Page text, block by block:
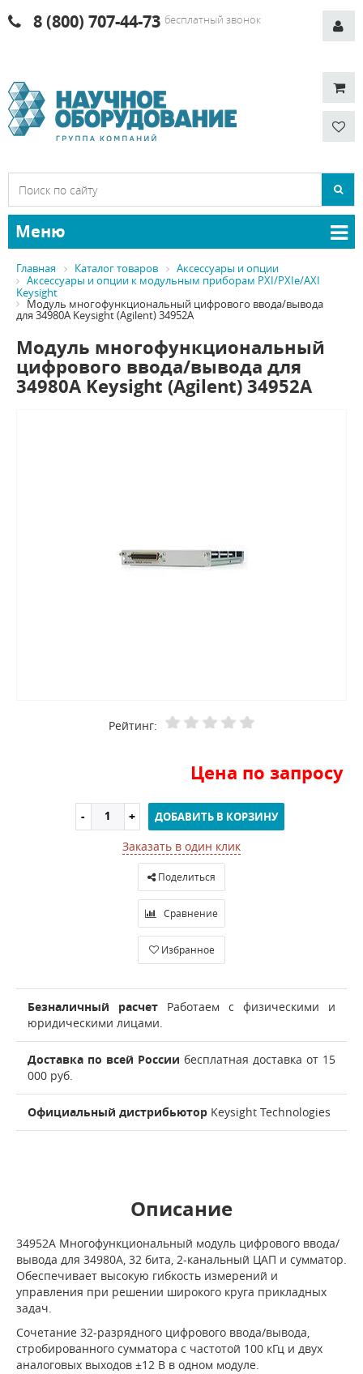
8 (800) 707-44-73 бесплатный звонок
Меню
Главная Каталог товаров
Аксессуары и опции
Аксессуары и опции к модульным приборам PXI/PXIe/AXI
Keysight
Модуль многофункциональный цифрового ввода/вывода
для 34980A Keysight (Agilent) 34952A
Модуль многофункциональный
цифрового ввода/вывода для
34980A Keysight (Agilent) 34952A
Рейтинг:
Цена по запросу
ДОБАВИТЬ В КОРЗИНУ
Заказать в один клик
Поделиться
Сравнение
Избранное
Безналичный расчет Работаем с физическими и
юридическими лицами.
Доставка по всей России бесплатная доставка от 15
000 руб.
Официальный дистрибьютор Keysight Technologies
Описание
34952A Многофункциональный модуль цифрового ввода/
вывода для 34980A, 32 бита, 2-канальный ЦАП и сумматор.
Обеспечивает высокую гибкость измерений и
управления при решении широкого круга прикладных
задач.
Сочетание 32-разрядного цифрового ввода/вывода,
стробированного сумматора с частотой 100 кГц и двух
аналоговых выходов ±12 В в одном модуле.